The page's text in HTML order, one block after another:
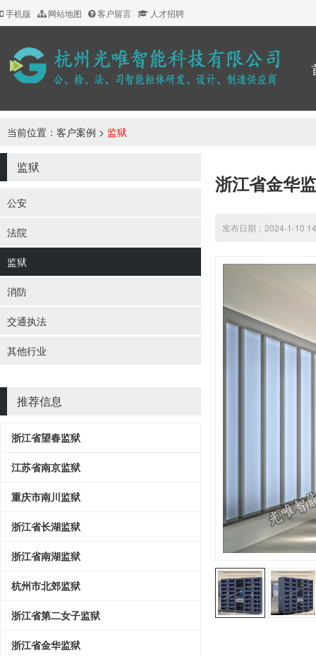
手机版 网站地图 客户留言 人才招聘
当前位置： 客户案例 > 监狱
监狱
公安
法院
监狱
消防
交通执法
其他行业
推荐信息
浙江省望春监狱
江苏省南京监狱
重庆市南川监狱
浙江省长湖监狱
浙江省南湖监狱
杭州市北郊监狱
浙江省第二女子监狱
浙江省金华监狱
浙江省金华
发布日期：2024-1-10